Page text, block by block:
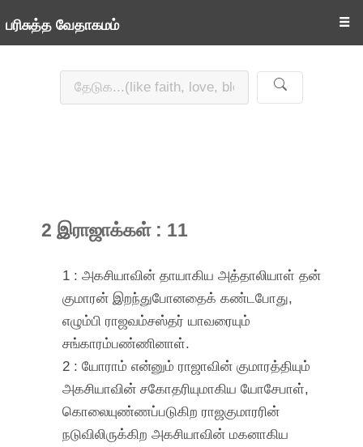
பரிசுத்த வேதாகமம் ☰
2 இராஜாக்கள் : 11
1 : அகசியாவின் தாயாகிய அத்தாலியாள் தன்
குமாரன் இறந்துபோனதைக் கண்டபோது,
எழும்பி ராஜவம்சஸ்தர் யாவரையும்
சங்காரம்பண்ணினாள்.
2 : யோராம் என்னும் ராஜாவின் குமாரத்தியும்
அகசியாவின் சகோதரியுமாகிய யோசேபாள்,
கொலையுண்ணப்படுகிற ராஜகுமாரரின்
நடுவிலிருக்கிற அகசியாவின் மகனாகிய